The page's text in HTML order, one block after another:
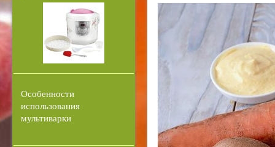
Особенности
использования
мультиварки